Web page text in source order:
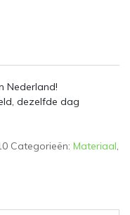
Nederland!
dezelfde dag
Categorieën: Materiaal,